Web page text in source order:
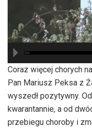
Coraz więcej chorych
Pan Mariusz Peksa z
wyszedł pozytywny.
kwarantannie, a od
przebiegu choroby i